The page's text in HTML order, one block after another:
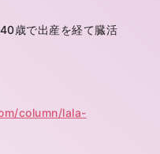
歳で出産を経て臓活
column/lala-